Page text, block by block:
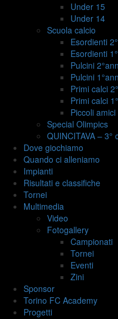
Under 15
Under 14
Scuola calcio
Esordienti
Esordienti
Pulcini
Pulcini
Primi calci
Primi calci
Piccoli amici
Special Olimpics
QUINCITAVA – 3°
Dove giochiamo
Quando ci alleniamo
Impianti
Risultati e classifiche
Tornei
Multimedia
Video
Fotogallery
Campionati
Tornei
Eventi
Zini
Sponsor
Torino FC Academy
Progetti